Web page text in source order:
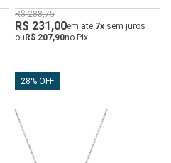
com Zircônias
R$ 288,75
R$ 231,00em até 7x sem juros
ou R$ 207,90no Pix
28% OFF